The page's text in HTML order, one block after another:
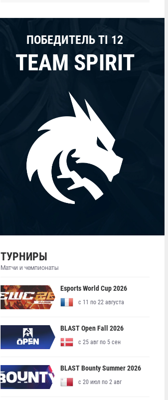
ПОБЕДИТЕЛЬ TI 12
TEAM SPIRIT
ТУРНИРЫ
Матчи и чемпионаты
Esports World Cup 2026
с 11 по 22 августа
BLAST Open Fall 2026
с 25 авг по 5 сен
BLAST Bounty Summer 2026
с 20 июл по 2 авг